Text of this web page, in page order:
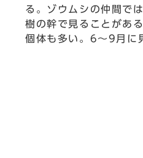
る。ゾウムシの仲間で
樹の幹で見ることがあ
個体も多い。6～9月に